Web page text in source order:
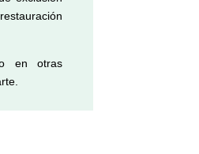
en otras